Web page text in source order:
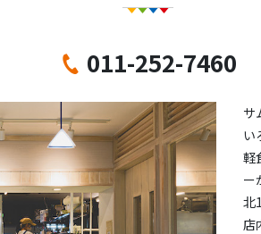
011-252-7460
サ
い
軽
ー
北
店